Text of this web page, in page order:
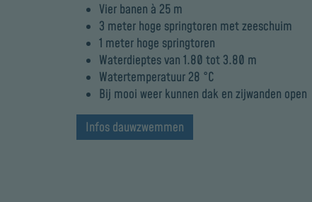
Vier banen à 25 m
3 meter hoge springtoren met zeeschuim
1 meter hoge springtoren
Waterdieptes van 1.80 tot 3.80 m
Watertemperatuur 28 °C
Bij mooi weer kunnen dak en zijwanden open
Infos dauwzwemmen